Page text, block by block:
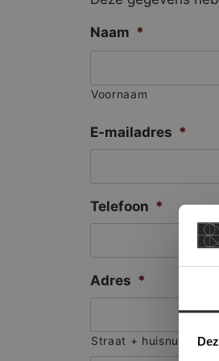
Naam *
Voornaam
E-mailadres *
Telefoon *
Adres *
Straat + huisnummer